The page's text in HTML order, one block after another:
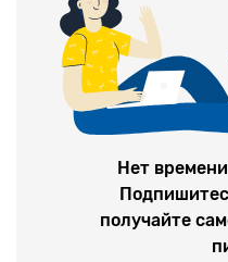
Нет
получайте